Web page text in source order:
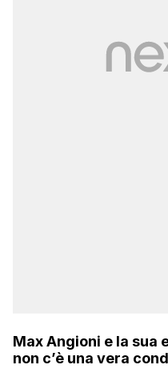
Max Angioni e la sua
non c’è una vera